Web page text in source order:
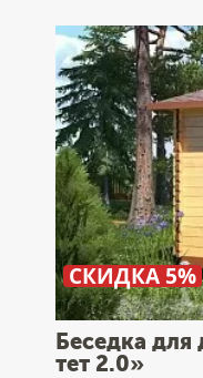
СКИДКА 5%
Беседка
тет 2.0»